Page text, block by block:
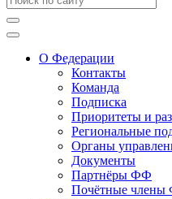
О Федерации
Контакты
Команда
Подписка
Приоритеты и
Региональные
Органы
Документы
Партнёры ФФ
Почётные